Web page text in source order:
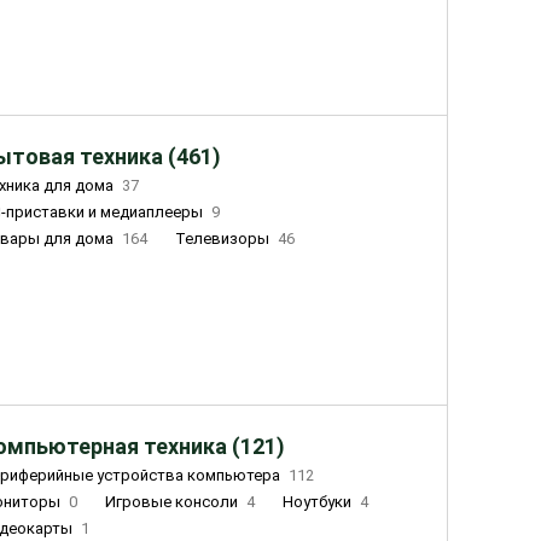
техника (461)
для дома 37
приставки и медиаплееры
9
для дома 164 Телевизоры 46
техника (121)
устройства компьютера 112
0 Игровые консоли 4 Ноутбуки 4
1